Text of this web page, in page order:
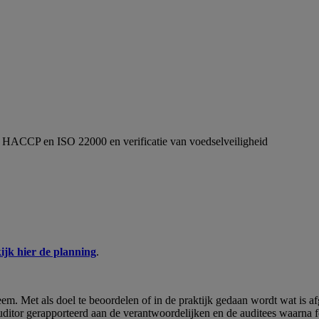
en ISO 22000 en verificatie van voedselveiligheid
hier de planning.
Met als doel te beoordelen of in de praktijk gedaan wordt wat is
gerapporteerd aan de verantwoordelijken en de auditees